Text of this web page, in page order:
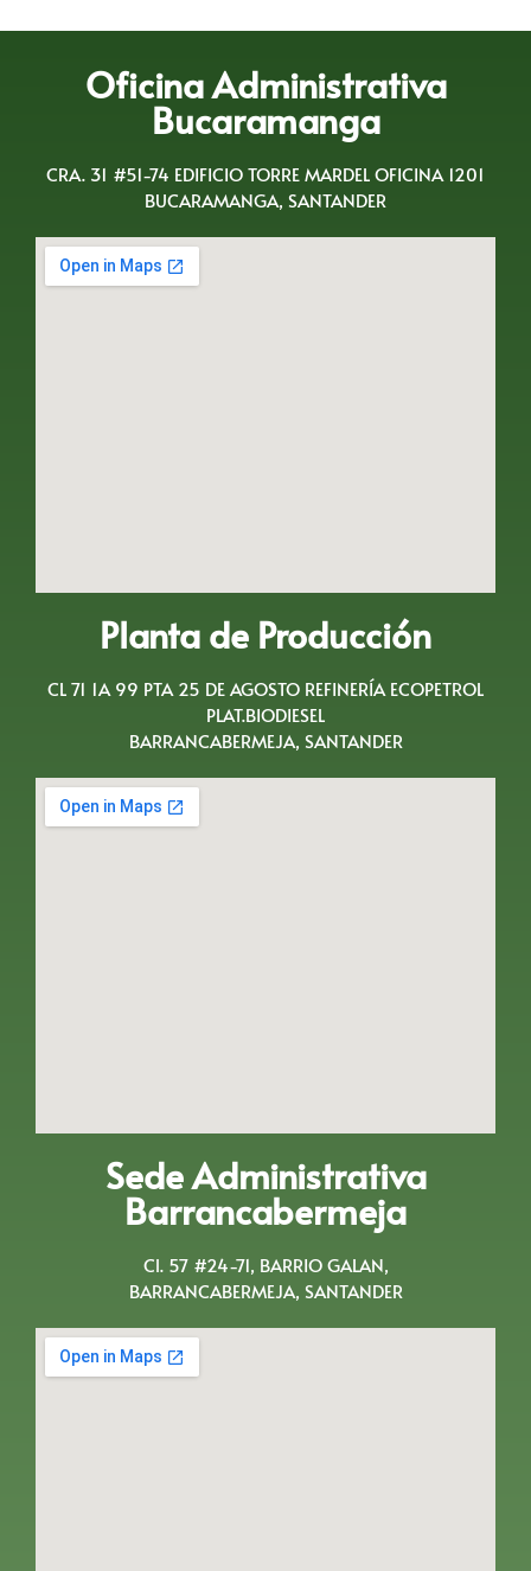
Oficina Administrativa
Bucaramanga
CRA. 31 #51-74 EDIFICIO TORRE MARDEL OFICINA 1201
BUCARAMANGA, SANTANDER
Planta de Producción
CL 71 1A 99 PTA 25 DE AGOSTO REFINERÍA ECOPETROL
PLAT.BIODIESEL
BARRANCABERMEJA, SANTANDER
Sede Administrativa
Barrancabermeja
Cl. 57 #24-71, BARRIO GALAN,
BARRANCABERMEJA, SANTANDER